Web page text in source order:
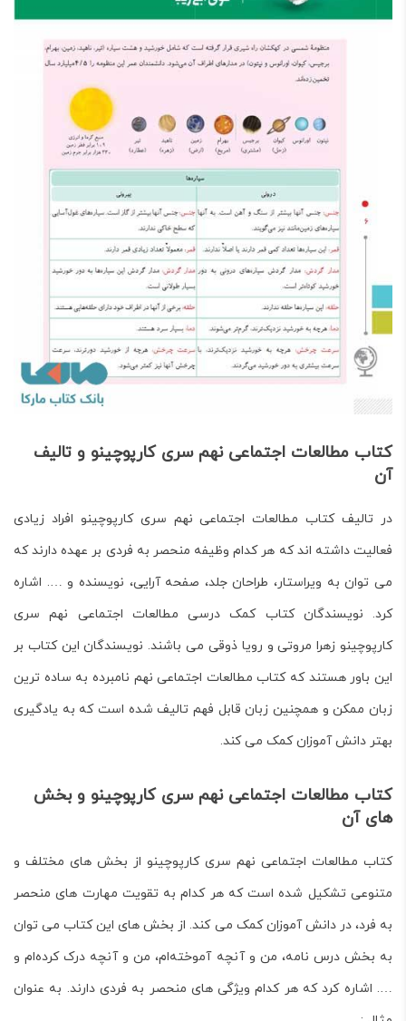
کتاب مطالعات اجتماعی نهم سری کارپوچینو و تالیف
آن
در تالیف کتاب مطالعات اجتماعی نهم سری کارپوچینو افراد زیادی
فعالیت داشته اند که هر کدام وظیفه منحصر به فردی بر عهده دارند که
می توان به ویراستار، طراحان جلد، صفحه آرایی، نویسنده و …. اشاره
کرد. نویسندگان کتاب کمک درسی مطالعات اجتماعی نهم سری
کارپوچینو زهرا مروتی و رویا ذوقی می باشند. نویسندگان این کتاب بر
این باور هستند که کتاب مطالعات اجتماعی نهم نامبرده به ساده ترین
زبان ممکن و همچنین زبان قابل فهم تالیف شده است که به یادگیری
بهتر دانش آموزان کمک می کند.
کتاب مطالعات اجتماعی نهم سری کارپوچینو و بخش
های آن
کتاب مطالعات اجتماعی نهم سری کارپوچینو از بخش های مختلف و
متنوعی تشکیل شده است که هر کدام به تقویت مهارت های منحصر
به فرد، در دانش آموزان کمک می کند. از بخش های این کتاب می توان
به بخش درس نامه، من و آنچه آموخته‌ام، من و آنچه درک کرده‌ام و
…. اشاره کرد که هر کدام ویژگی های منحصر به فردی دارند. به عنوان